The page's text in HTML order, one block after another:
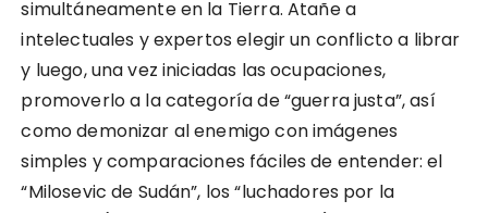
simultáneamente en la Tierra. Atañe a
intelectuales y expertos elegir un conflicto a librar
y luego, una vez iniciadas las ocupaciones,
promoverlo a la categoría de “guerra justa”, así
como demonizar al enemigo con imágenes
simples y comparaciones fáciles de entender: el
“Milosevic de Sudán”, los “luchadores por la